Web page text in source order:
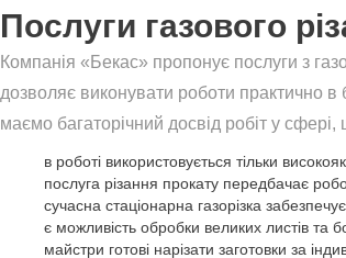
Послуги газового
Компанія «Бекас» пропонує послуги з
дозволяє виконувати роботи практично
маємо багаторічний досвід робіт у
в роботі використовується тільки
послуга різання прокату передбачає
сучасна стаціонарна газорізка
є можливість обробки великих листів та
майстри готові нарізати заготовки за